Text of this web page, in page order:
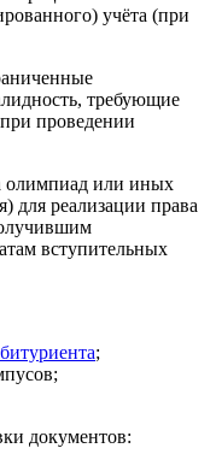
учёта (при
требующие
проведении
олимпиад или иных
для реализации права
вступительных
;
документов: